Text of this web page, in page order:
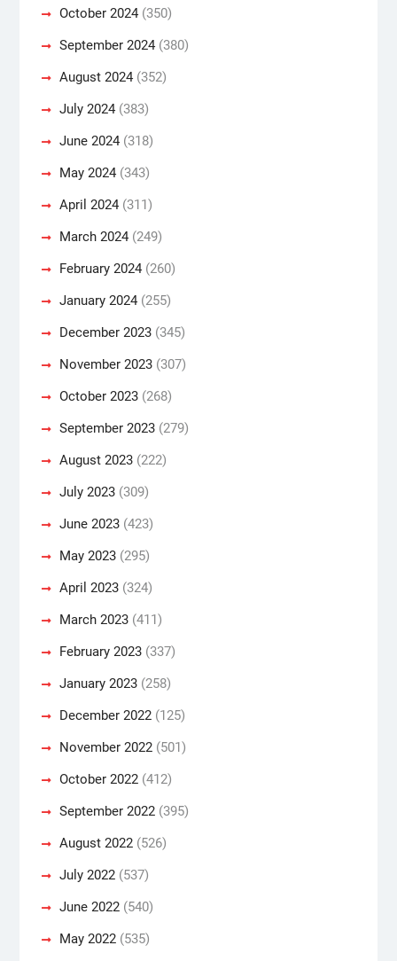
October 2024(350)
September 2024(380)
August 2024(352)
July 2024(383)
June 2024(318)
May 2024(343)
April 2024(311)
March 2024(249)
February 2024(260)
January 2024(255)
December 2023(345)
November 2023(307)
October 2023(268)
September 2023(279)
August 2023(222)
July 2023(309)
June 2023(423)
May 2023(295)
April 2023(324)
March 2023(411)
February 2023(337)
January 2023(258)
December 2022(125)
November 2022(501)
October 2022(412)
September 2022(395)
August 2022(526)
July 2022(537)
June 2022(540)
May 2022(535)